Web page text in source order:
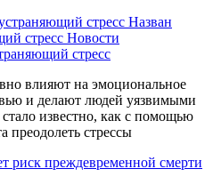
Назван
стресс Новости
стресс
влияют на эмоциональное
и делают людей уязвимыми
известно, как с помощью
преодолеть стрессы